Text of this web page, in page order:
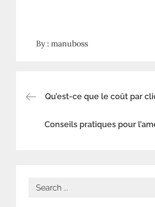
By :manuboss
Navigation
de
Qu’est-ce que le coût par
Conseils pratiques pour
Search